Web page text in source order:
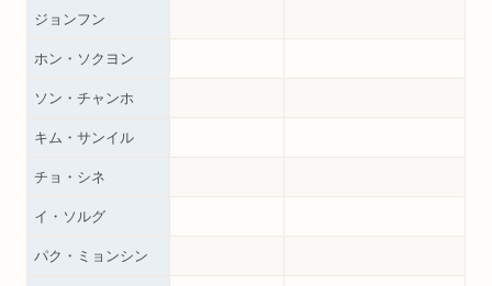
ジョンフン
ホン・ソクヨン
ソン・チャンホ
キム・サンイル
チョ・シネ
イ・ソルグ
パク・ミョンシン